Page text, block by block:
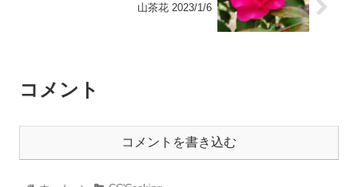
山茶花 2023/1/6
コメント
コメントを書き込む